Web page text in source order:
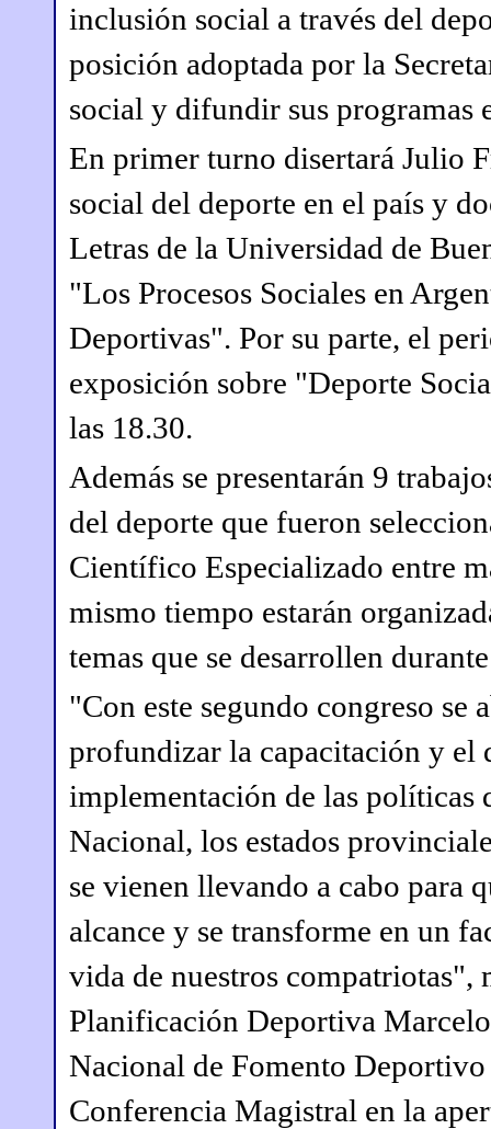
inclusión social a través del
posición adoptada por la
social y difundir sus programas
En primer turno disertará Julio
social del deporte en el país y
Letras de la Universidad de
"Los Procesos Sociales en
Deportivas". Por su parte, el
exposición sobre "Deporte
las 18.30.
Además se presentarán 9
del deporte que fueron
Científico Especializado entre
mismo tiempo estarán
temas que se desarrollen
"Con este segundo congreso se
profundizar la capacitación y el
implementación de las políticas
Nacional, los estados
se vienen llevando a cabo para
alcance y se transforme en un
vida de nuestros compatriotas",
Planificación Deportiva
Nacional de Fomento
Conferencia Magistral en la